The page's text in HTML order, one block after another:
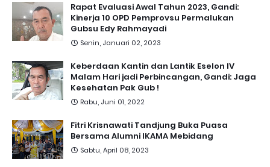
Rapat Evaluasi Awal Tahun 2023, Gandi:
Kinerja 10 OPD Pemprovsu Permalukan
Gubsu Edy Rahmayadi
Senin, Januari 02, 2023
Keberdaan Kantin dan Lantik Eselon IV
Malam Hari jadi Perbincangan, Gandi: Jaga
Kesehatan Pak Gub !
Rabu, Juni 01, 2022
Fitri Krisnawati Tandjung Buka Puasa
Bersama Alumni IKAMA Mebidang
Sabtu, April 08, 2023